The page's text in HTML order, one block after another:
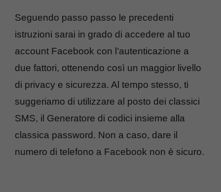
Seguendo passo passo le precedenti
istruzioni sarai in grado di accedere al tuo
account Facebook con l’autenticazione a
due fattori, ottenendo così un maggior livello
di privacy e sicurezza. Al tempo stesso, ti
suggeriamo di utilizzare al posto dei classici
SMS, il Generatore di codici insieme alla
classica password. Non a caso, dare il
numero di telefono a Facebook non è sicuro.